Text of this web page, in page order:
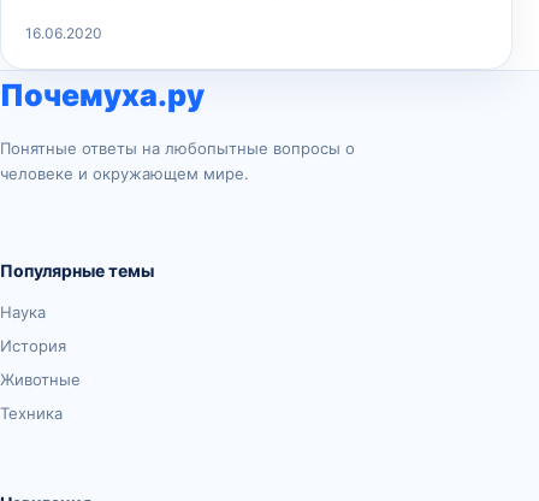
16.06.2020
Почемуха.ру
Понятные ответы на любопытные вопросы о
человеке и окружающем мире.
Популярные темы
Наука
История
Животные
Техника